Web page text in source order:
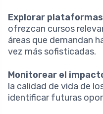
Explorar plataformas
ofrezcan cursos
áreas que demandan
vez más sofisticadas.
Monitorear el
la calidad de vida de
identificar futuras